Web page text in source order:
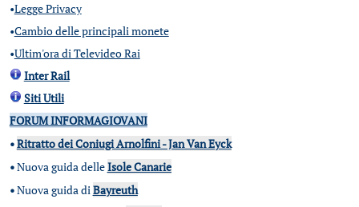
•Legge Privacy
•Cambio delle principali monete
•Ultim'ora di Televideo Rai
Inter Rail
Siti Utili
FORUM INFORMAGIOVANI
•Ritratto dei Coniugi Arnolfini - Jan Van Eyck
•Nuova guida delleIsole Canarie
•Nuova guida diBayreuth